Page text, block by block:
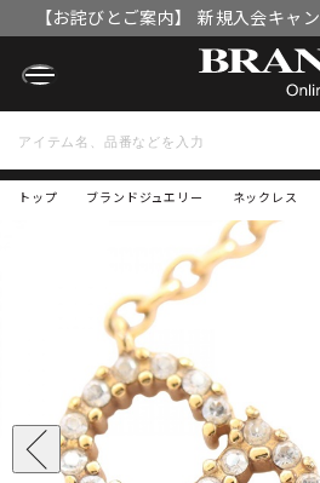
【お詫びとご案内】 新規入会キャ
OFFクーポン」付与漏れ
トップ ブランドジュエリー ネックレス